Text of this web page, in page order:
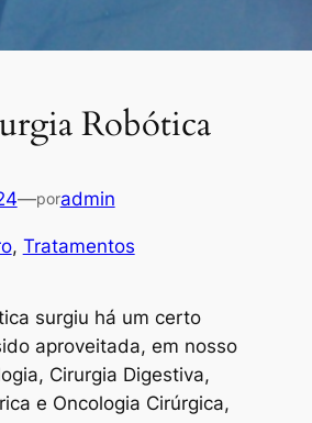
Robótica
—poradmin
, Tratamentos
surgiu há um certo
aproveitada, em nosso
Cirurgia Digestiva,
e Oncologia Cirúrgica,